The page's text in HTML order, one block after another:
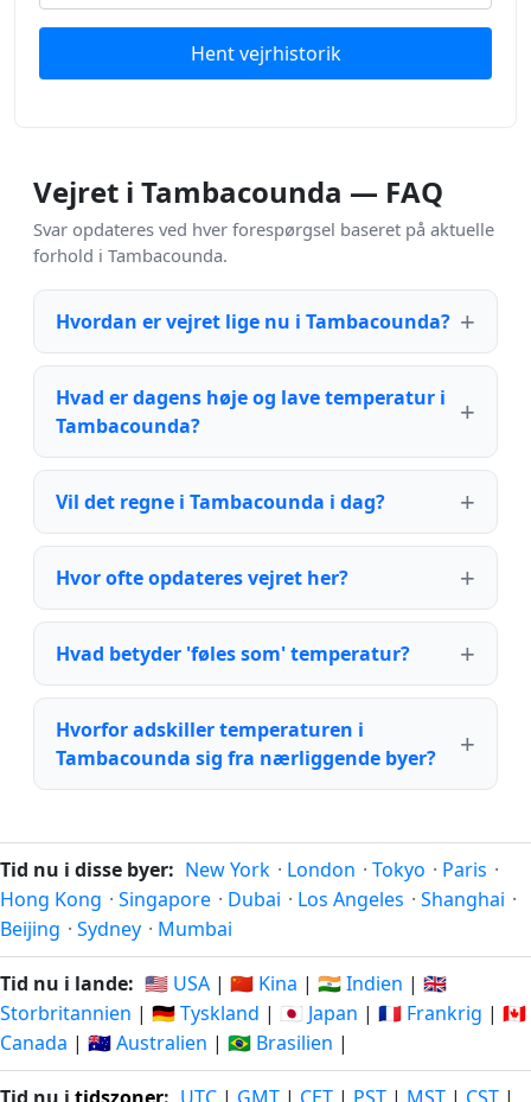
Hent vejrhistorik
Vejret i Tambacounda — FAQ
Svar opdateres ved hver forespørgsel baseret på aktuelle
forhold i Tambacounda.
Hvordan er vejret lige nu i Tambacounda?
Hvad er dagens høje og lave temperatur i
Tambacounda?
Vil det regne i Tambacounda i dag?
Hvor ofte opdateres vejret her?
Hvad betyder 'føles som' temperatur?
Hvorfor adskiller temperaturen i
Tambacounda sig fra nærliggende byer?
Tid nu i disse byer: New York · London · Tokyo · Paris ·
Hong Kong · Singapore · Dubai · Los Angeles · Shanghai ·
Beijing · Sydney · Mumbai
Tid nu i lande: 🇺🇸 USA | 🇨🇳 Kina | 🇮🇳 Indien | 🇬🇧
Storbritannien | 🇩🇪 Tyskland | 🇯🇵 Japan | 🇫🇷 Frankrig | 🇨🇦
Canada | 🇦🇺 Australien | 🇧🇷 Brasilien |